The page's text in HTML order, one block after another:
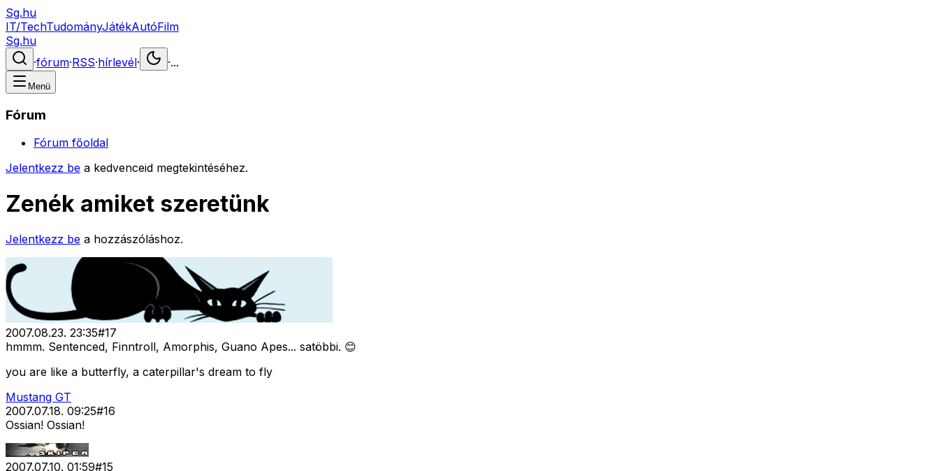
Sg.hu
IT/TechTudományJátékAutóFilm
Sg.hu
·fórum·RSS·hírlevél· ·...
Menü
Fórum
Fórum főoldal
Jelentkezz be a kedvenceid megtekintéséhez.
Zenék amiket szeretünk
Jelentkezz be a hozzászóláshoz.
2007.08.23. 23:35#17
hmmm. Sentenced, Finntroll, Amorphis, Guano Apes... satöbbi. 😊
you are like a butterfly, a caterpillar's dream to fly
Mustang GT
2007.07.18. 09:25#16
Ossian! Ossian!
2007.07.10. 01:59#15